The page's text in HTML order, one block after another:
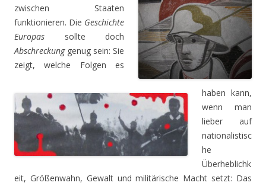
zwischen Staaten
funktionieren. Die Geschichte
Europas sollte doch
Abschreckunggenug sein: Sie
zeigt, welche Folgen es
haben kann,
wenn man
lieber auf
nationalistisc
he
Überheblichk
eit, Größenwahn, Gewalt und militärische Macht setzt: Das